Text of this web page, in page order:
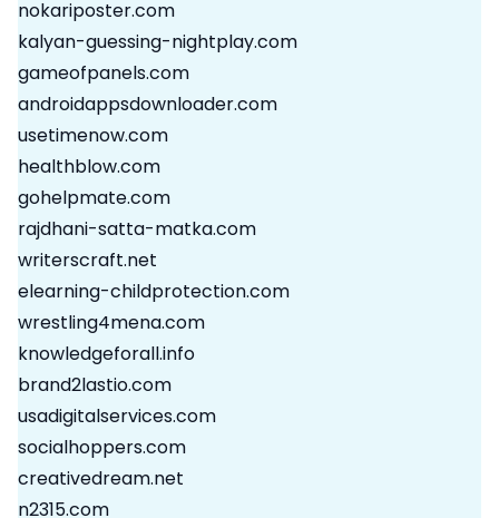
nokariposter.com
kalyan-guessing-nightplay.com
gameofpanels.com
androidappsdownloader.com
usetimenow.com
healthblow.com
gohelpmate.com
rajdhani-satta-matka.com
writerscraft.net
elearning-childprotection.com
wrestling4mena.com
knowledgeforall.info
brand2lastio.com
usadigitalservices.com
socialhoppers.com
creativedream.net
n2315.com